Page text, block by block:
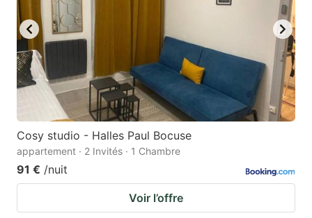
Cosy studio - Halles Paul Bocuse
appartement · 2 Invités · 1 Chambre
91 € /nuit
Voir l’offre